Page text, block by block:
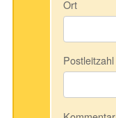
Ort
Postleitzahl